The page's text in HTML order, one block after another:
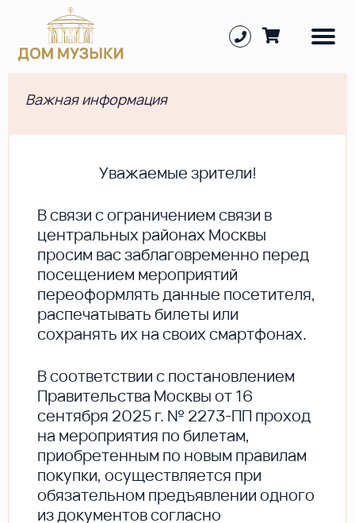
Важная информация
Уважаемые зрители!
В cвязи с ограничением связи в
центральных районах Москвы
просим вас заблаговременно перед
посещением мероприятий
переоформлять данные посетителя,
распечатывать билеты или
сохранять их на своих смартфонах.
В соответствии с постановлением
Правительства Москвы от 16
сентября 2025 г. № 2273-ПП проход
на мероприятия по билетам,
приобретенным по новым правилам
покупки, осуществляется при
обязательном предъявлении одного
из документов согласно